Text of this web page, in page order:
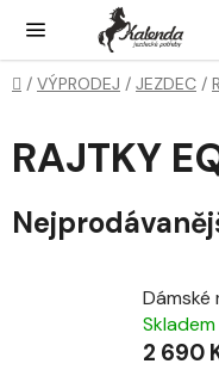
obsah
Domů
/ VÝPRODEJ / JEZDEC /
RAJTKY
Dámské
Skladem
2 690